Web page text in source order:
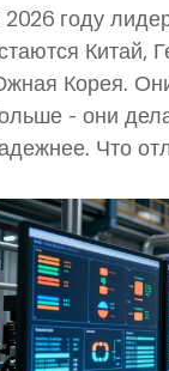
году
Китай,
Корея.
- они
Что